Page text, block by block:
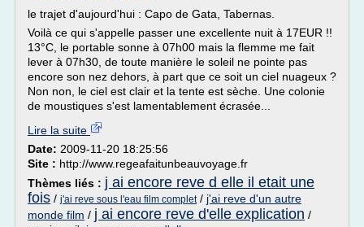
le trajet d'aujourd'hui : Capo de Gata, Tabernas.
Voilà ce qui s'appelle passer une excellente nuit à 17EUR !!
13°C, le portable sonne à 07h00 mais la flemme me fait
lever à 07h30, de toute manière le soleil ne pointe pas
encore son nez dehors, à part que ce soit un ciel nuageux ?
Non non, le ciel est clair et la tente est sèche. Une colonie
de moustiques s'est lamentablement écrasée...
Lire la suite
Date: 2009-11-20 18:25:56
Site : http://www.regeafaitunbeauvoyage.fr
Thèmes liés : j ai encore reve d elle il etait une
fois / j'ai reve sous l'eau film complet/ j'ai reve d'un autre
monde film / j ai encore reve d'elle explication /